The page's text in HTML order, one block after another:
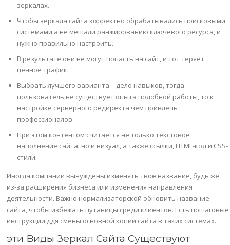
зеркалах.
Чтобы зеркала сайта корректно обрабатывались поисковыми
системами а не мешали ранжированию ключевого ресурса, и
нужно правильно настроить.
В результате они не могут попасть на сайт, и тот теряет
ценное трафик.
Выбрать лучшего варианта – дело навыков, тогда
пользователь не существует опыта подобной работы, то к
настройке серверного редиректа чем привлечь
профессионалов.
При этом контентом считается не только текстовое
наполнение сайта, но и визуал, а также ссылки, HTML-код и CSS-
стили.
Иногда компании вынуждены изменять твое название, будь же
из-за расширения бизнеса или изменения направления
деятельности. Важно нормализаторской обновить название
сайта, чтобы избежать путаницы среди клиентов. Есть пошаговые
инструкции ддя смены основной копии сайта в таких системах.
эти Виды Зеркал Сайта Существуют